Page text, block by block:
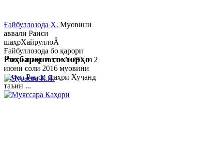
Ғайбуллозода Х. Муовини
аввали Раиси
шаҳрХайруллоÂ
Ғайбуллозода бо қарори
Раиси шаҳр таҳти №281 аз 2
июни соли 2016 муовини
якуми Раиси шаҳри Хуҷанд
таъин ...
Роҳбарони сохторҳо